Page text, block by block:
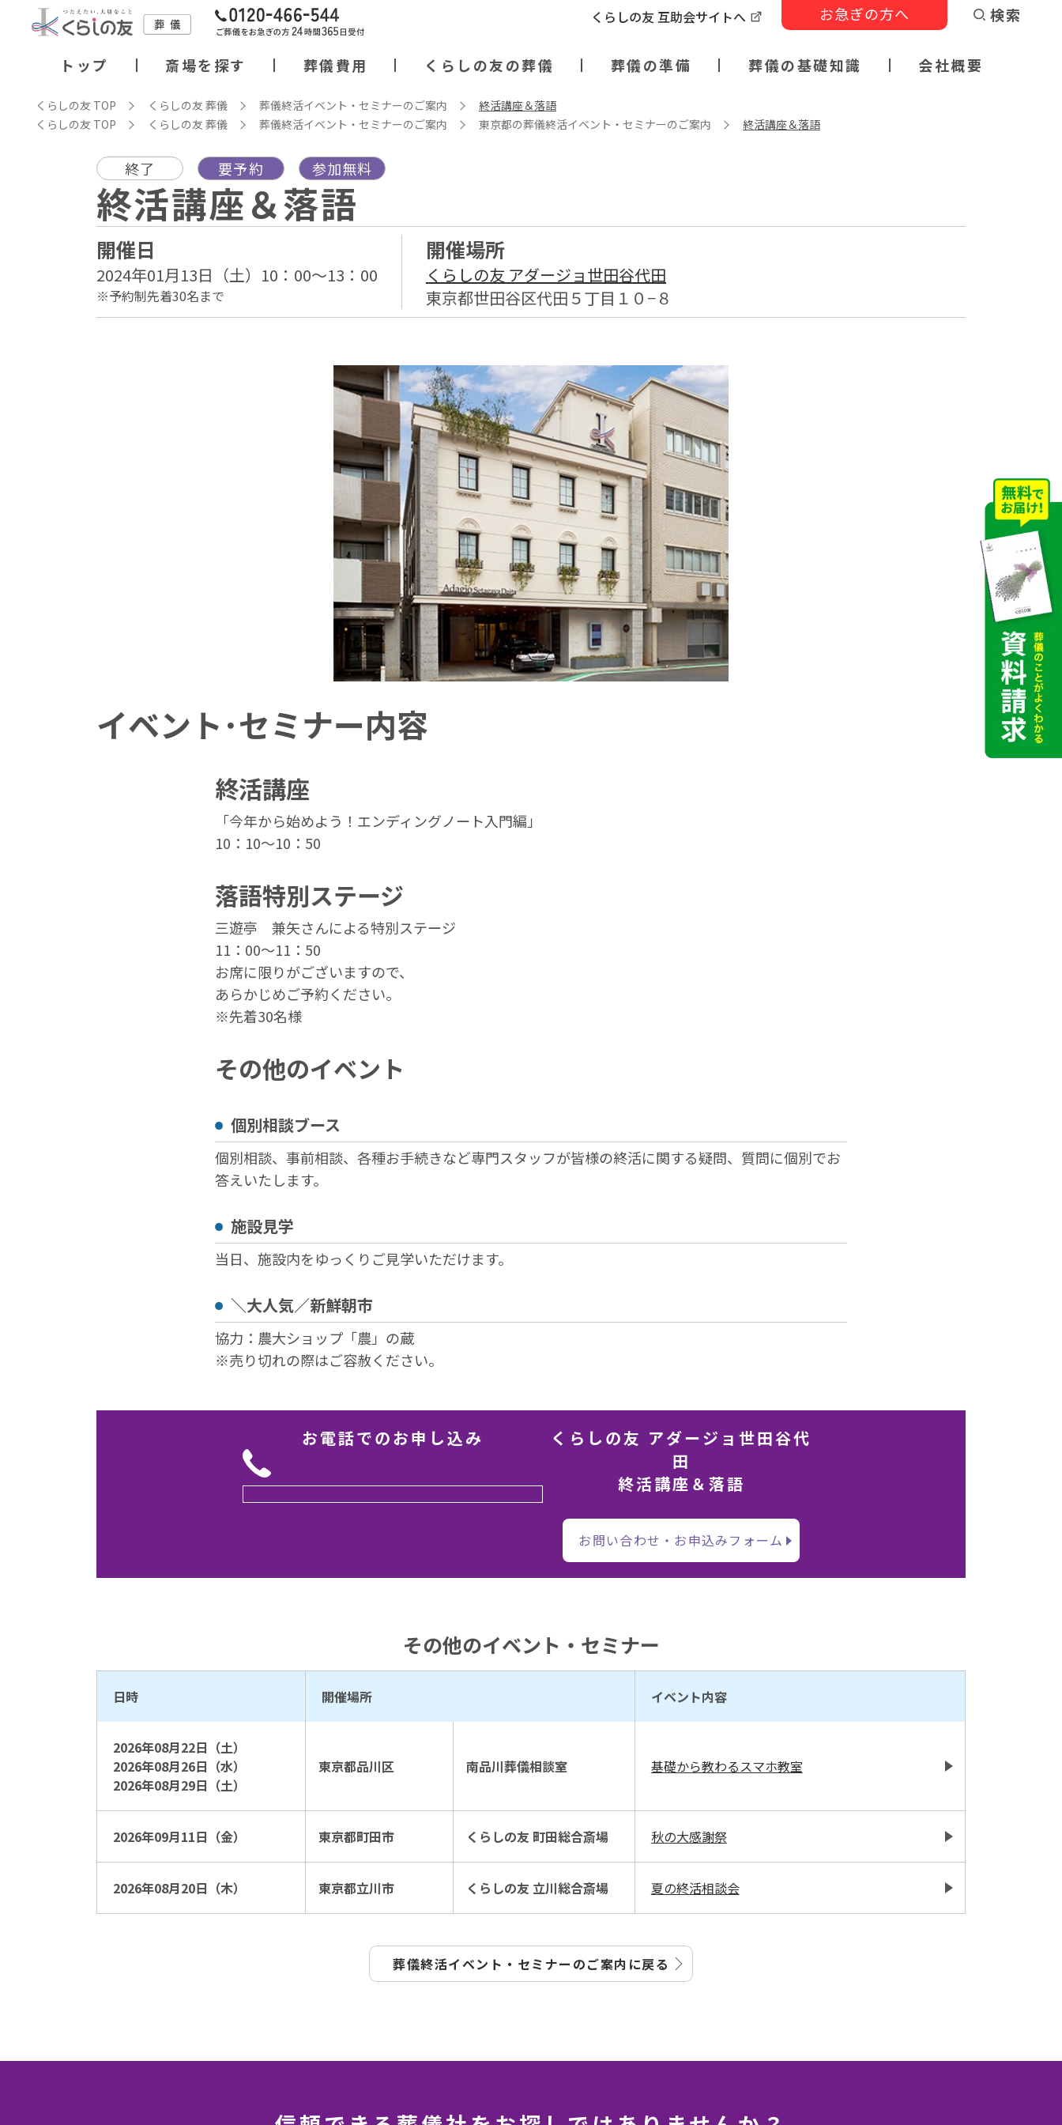
くらしの友 互助会サイトへ お急ぎの方へ
トップ 斎場を探す 葬儀費用 くらしの友の葬儀 葬儀の準備 葬儀の基礎知識 会社概要
検索
くらしの友 TOP くらしの友 葬儀 葬儀終活イベント・セミナーのご案内
終活講座＆落語
くらしの友 TOP
くらしの友 葬儀 葬儀終活イベント・セミナーのご案内 東京都の葬儀終活イベント・セミナーのご案内 終活講座＆落語
終了 要予約 参加無料
終活講座＆落語
開催日
2024年01月13日（土）10：00～13：00
※予約制先着30名まで
開催場所
くらしの友 アダージョ世田谷代田
東京都世田谷区代田５丁目１０−８
イベント･セミナー内容
終活講座
「今年から始めよう！エンディングノート入門編」
10：10～10：50
落語特別ステージ
三遊亭 兼矢さんによる特別ステージ
11：00～11：50
お席に限りがございますので、
あらかじめご予約ください。
※先着30名様
その他のイベント
個別相談ブース
個別相談、事前相談、各種お手続きなど専門スタッフが皆様の終活に関する疑問、質問に個別でお
答えいたします。
施設見学
当日、施設内をゆっくりご見学いただけます。
＼大人気／新鮮朝市
協力：農大ショップ「農」の蔵
※売り切れの際はご容赦ください。
お電話でのお申し込み
くらしの友 アダージョ世田谷代
田
終活講座＆落語
お問い合わせ・お申込みフォーム
その他のイベント・セミナー
日時 開催場所 イベント内容
2026年08月22日（土）
2026年08月26日（水）
2026年08月29日（土）
東京都品川区 南品川葬儀相談室 基礎から教わるスマホ教室
2026年09月11日（金） 東京都町田市 くらしの友 町田総合斎場 秋の大感謝祭
2026年08月20日（木） 東京都立川市 くらしの友 立川総合斎場 夏の終活相談会
葬儀終活イベント・セミナーのご案内に戻る